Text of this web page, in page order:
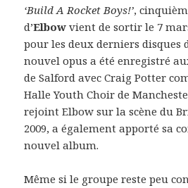
‘Build A Rocket Boys!’,
d’Elbow vient de sortir le 7
pour les deux derniers disques
nouvel opus a été enregistré
de Salford avec Craig Potter
Halle Youth Choir de
rejoint Elbow sur la scène du
2009, a également apporté sa
nouvel album.
Même si le groupe reste peu